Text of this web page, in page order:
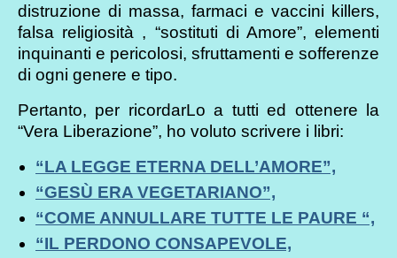
distruzione di massa, farmaci e vaccini killers,
falsa religiosità , “sostituti di Amore”, elementi
inquinanti e pericolosi, sfruttamenti e sofferenze
di ogni genere e tipo.
Pertanto, per ricordarLo a tutti ed ottenere la
“Vera Liberazione”, ho voluto scrivere i libri:
“LA LEGGE ETERNA DELL’AMORE”,
“GESÙ ERA VEGETARIANO”,
“COME ANNULLARE TUTTE LE PAURE “,
“IL PERDONO CONSAPEVOLE,